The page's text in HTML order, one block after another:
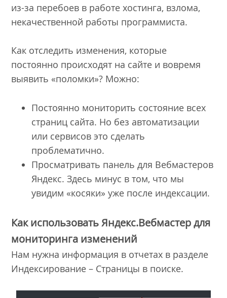
из-за перебоев в работе хостинга, взлома,
некачественной работы программиста.
Как отследить изменения, которые
постоянно происходят на сайте и вовремя
выявить «поломки»? Можно:
Постоянно мониторить состояние всех
страниц сайта. Но без автоматизации
или сервисов это сделать
проблематично.
Просматривать панель для Вебмастеров
Яндекс. Здесь минус в том, что мы
увидим «косяки» уже после индексации.
Как использовать Яндекс.Вебмастер для
мониторинга изменений
Нам нужна информация в отчетах в разделе
Индексирование – Страницы в поиске.